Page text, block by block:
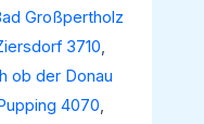
Großpertholz
3710,
ob der Donau
4070,